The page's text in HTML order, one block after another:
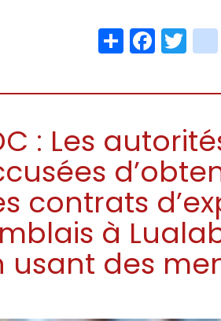
Share
: Les
contrats
à
usant des